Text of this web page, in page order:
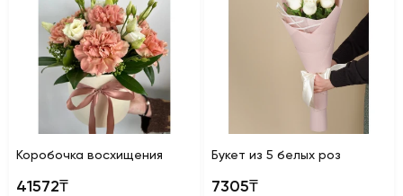
Коробочка восхищения
41572₸
Букет из 5 белых роз
7305₸